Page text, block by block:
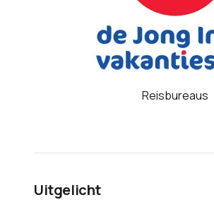
Reisbureaus
Uitgelicht